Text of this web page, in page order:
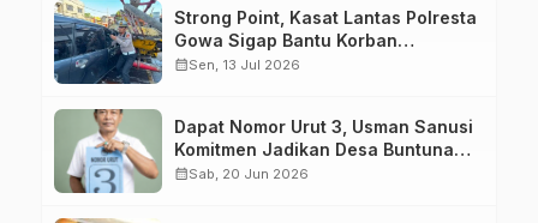
Strong Point, Kasat Lantas Polresta
Gowa Sigap Bantu Korban
Kecelakaan
calendar_monthSen, 13 Jul 2026
Dapat Nomor Urut 3, Usman Sanusi
Komitmen Jadikan Desa Buntuna
Jauh lebih Baik
calendar_monthSab, 20 Jun 2026